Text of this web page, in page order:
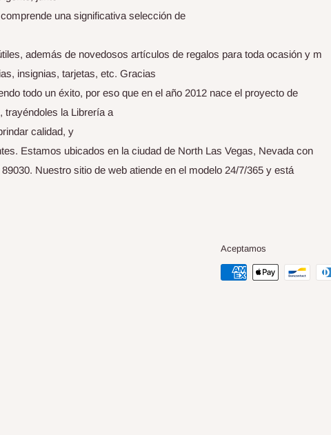
una significativa selección de
además de novedosos artículos de regalos para toda ocasión y m
insignias, tarjetas, etc. Gracias
todo un éxito, por eso que en el año 2012 nace el proyecto de
trayéndoles la Librería a
calidad, y
Estamos ubicados en la ciudad de North Las Vegas, Nevada con
Nuestro sitio de web atiende en el modelo 24/7/365 y está
Aceptamos